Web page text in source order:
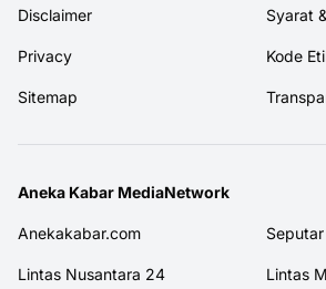
Disclaimer Syarat
Privacy Kode
Sitemap
Aneka Kabar MediaNetwork
Anekakabar.com
Lintas Nusantara 24 Lintas